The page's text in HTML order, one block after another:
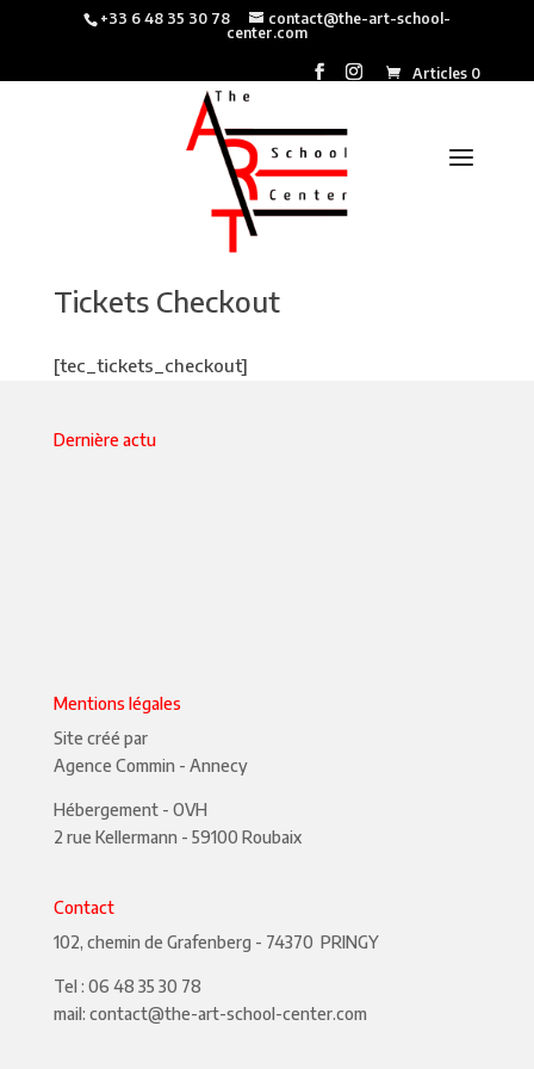
+33 6 48 35 30 78
contact@the-art-school-
center.com
Articles 0
Tickets Checkout
[tec_tickets_checkout]
Dernière actu
Mentions légales
Site créé par
Agence Commin - Annecy
Hébergement - OVH
2 rue Kellermann - 59100 Roubaix
Contact
102, chemin de Grafenberg - 74370 PRINGY
Tel : 06 48 35 30 78
mail: contact@the-art-school-center.com